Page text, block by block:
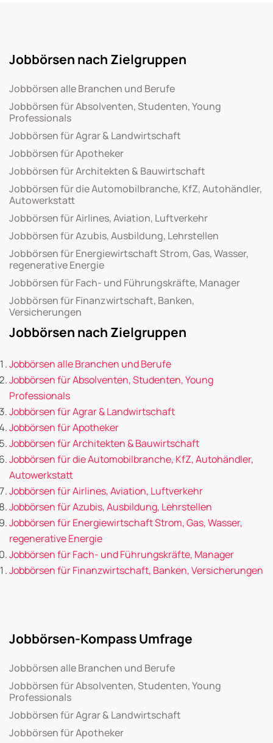
Jobbörsen nach Zielgruppen
Jobbörsen alle Branchen und Berufe
Jobbörsen für Absolventen, Studenten, Young
Professionals
Jobbörsen für Agrar & Landwirtschaft
Jobbörsen für Apotheker
Jobbörsen für Architekten & Bauwirtschaft
Jobbörsen für die Automobilbranche, KfZ, Autohändler,
Autowerkstatt
Jobbörsen für Airlines, Aviation, Luftverkehr
Jobbörsen für Azubis, Ausbildung, Lehrstellen
Jobbörsen für Energiewirtschaft Strom, Gas, Wasser,
regenerative Energie
Jobbörsen für Fach- und Führungskräfte, Manager
Jobbörsen für Finanzwirtschaft, Banken,
Versicherungen
Jobbörsen nach Zielgruppen
Jobbörsen alle Branchen und Berufe
Jobbörsen für Absolventen, Studenten, Young
Professionals
Jobbörsen für Agrar & Landwirtschaft
Jobbörsen für Apotheker
Jobbörsen für Architekten & Bauwirtschaft
Jobbörsen für die Automobilbranche, KfZ, Autohändler,
Autowerkstatt
Jobbörsen für Airlines, Aviation, Luftverkehr
Jobbörsen für Azubis, Ausbildung, Lehrstellen
Jobbörsen für Energiewirtschaft Strom, Gas, Wasser,
regenerative Energie
Jobbörsen für Fach- und Führungskräfte, Manager
Jobbörsen für Finanzwirtschaft, Banken, Versicherungen
Jobbörsen-Kompass Umfrage
Jobbörsen alle Branchen und Berufe
Jobbörsen für Absolventen, Studenten, Young
Professionals
Jobbörsen für Agrar & Landwirtschaft
Jobbörsen für Apotheker